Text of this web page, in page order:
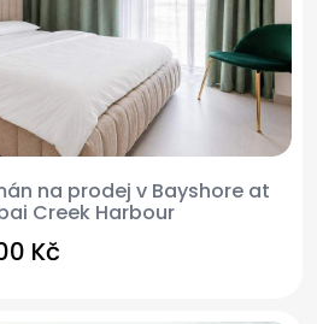
na prodej v Bayshore at
Creek Harbour
Kč